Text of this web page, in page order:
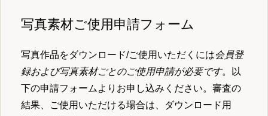
写真素材ご使用申請フォーム
写真作品をダウンロード/ご使用いただくには会員登
録および写真素材ごとのご使用申請が必要です。以
下の申請フォームよりお申し込みください。審査の
結果、ご使用いただける場合は、ダウンロード用